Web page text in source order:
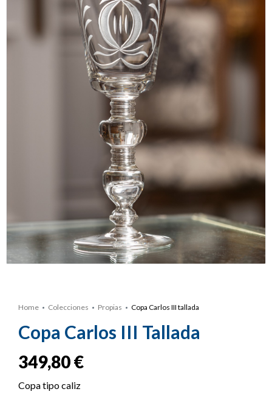
Home Colecciones Propias Copa Carlos III tallada
Copa Carlos III Tallada
349,80€
Copa tipo caliz